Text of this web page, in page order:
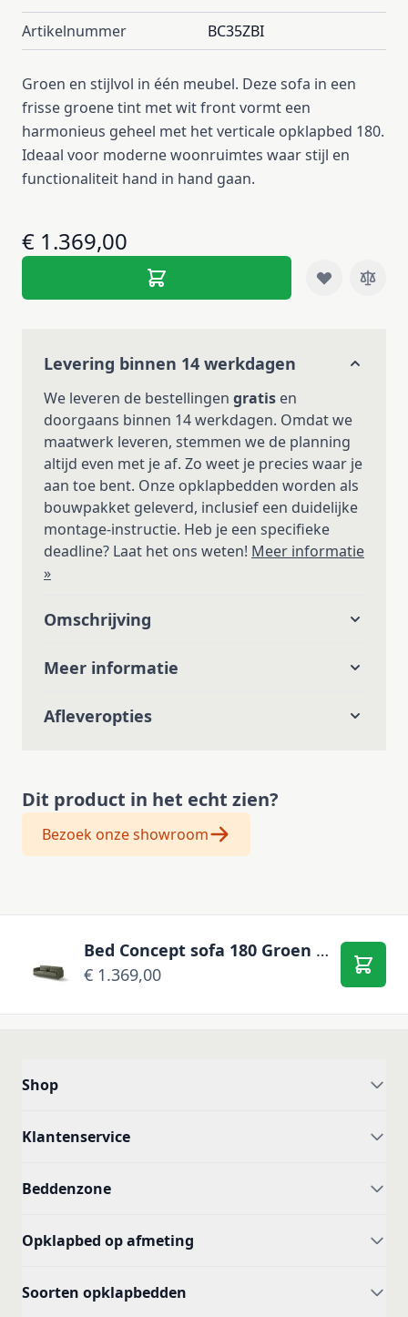
Artikelnummer BC35ZBI
Groen en stijlvol in één meubel. Deze sofa in een
frisse groene tint met wit front vormt een
harmonieus geheel met het verticale opklapbed 180.
Ideaal voor moderne woonruimtes waar stijl en
functionaliteit hand in hand gaan.
€ 1.369,00
Levering binnen 14 werkdagen
We leveren de bestellingen gratis en
doorgaans binnen 14 werkdagen. Omdat we
maatwerk leveren, stemmen we de planning
altijd even met je af. Zo weet je precies waar je
aan toe bent. Onze opklapbedden worden als
bouwpakket geleverd, inclusief een duidelijke
montage-instructie. Heb je een specifieke
deadline? Laat het ons weten! Meer informatie
»
Omschrijving
Meer informatie
Afleveropties
Dit product in het echt zien?
Bezoek onze showroom
Bed Concept sofa 180 Groen voor opklapbed wit
€ 1.369,00
In
Shop
Klantenservice
Beddenzone
Opklapbed op afmeting
Soorten opklapbedden